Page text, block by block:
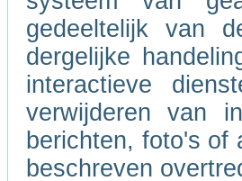
gedeeltelijk van
dergelijke
interactieve
verwijderen van
berichten, foto's of
beschreven